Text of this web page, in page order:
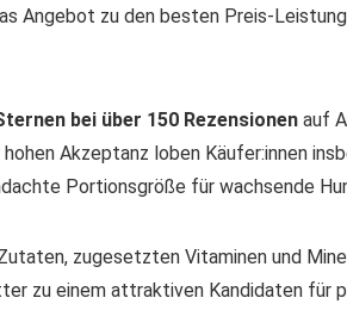
Angebot zu den besten Preis-
bei über 150 Rezensionen auf
Akzeptanz loben Käufer:innen
Portionsgröße für wachsende
zugesetzten Vitaminen und
zu einem attraktiven Kandidaten für